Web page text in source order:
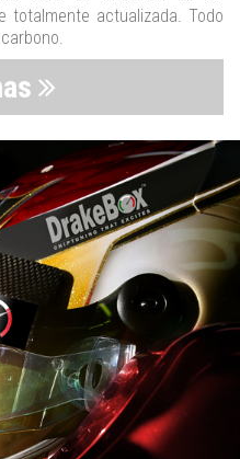
totalmente actualizada. Todo